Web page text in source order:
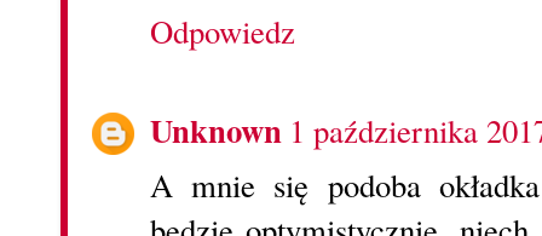
Odpowiedz
Unknown 1 października
A mnie się podoba